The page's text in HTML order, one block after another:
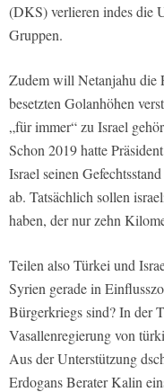
(DKS) verlieren indes die
Gruppen.
Zudem will Netanjahu die
besetzten Golanhöhen
„für immer“ zu Israel
Schon 2019 hatte
Israel seinen
ab. Tatsächlich sollen
haben, der nur zehn
Teilen also Türkei und
Syrien gerade in
Bürgerkriegs sind? In der
Vasallenregierung von
Aus der Unterstützung
Erdogans Berater Kalin